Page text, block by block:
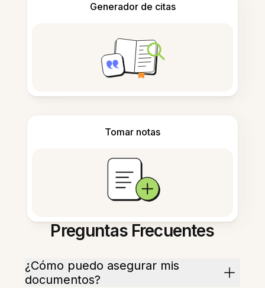
Generador de citas
Tomar notas
Preguntas Frecuentes
¿Cómo puedo asegurar mis
documentos?